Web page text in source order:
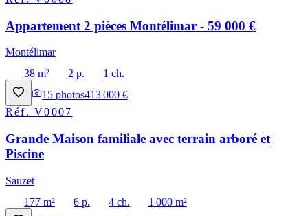
Appartement 2 pièces Montélimar - 59 000 €
Montélimar
38 m²
2 p.
1 ch.
15 photos413 000 €
Réf.V0007
Grande Maison familiale avec terrain arboré et
Piscine
Sauzet
177 m²
6 p. 4 ch.
1 000 m²